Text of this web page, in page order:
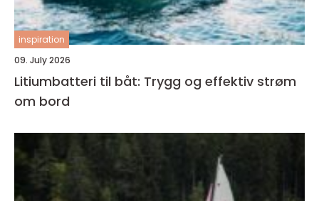
inspiration
09. July 2026
Litiumbatteri til båt: Trygg og effektiv strøm
om bord